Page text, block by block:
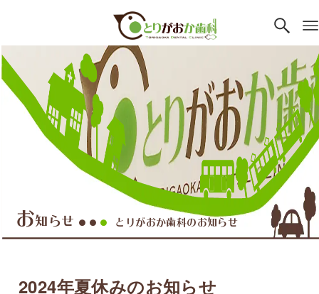
お知らせ ●● ● とりがおか歯科のお知らせ
2024年夏休みのお知らせ